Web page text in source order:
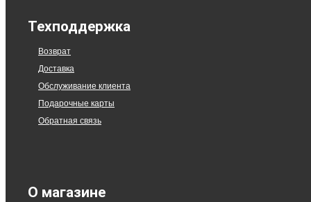
Техподдержка
Возврат
Доставка
Обслуживание клиента
Подарочные карты
Обратная связь
О магазине